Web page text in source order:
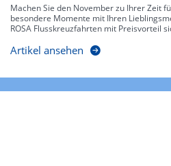
Machen Sie den November zu Ihrer Zeit
besondere Momente mit Ihren
ROSA Flusskreuzfahrten mit Preisvorteil
Artikel ansehen